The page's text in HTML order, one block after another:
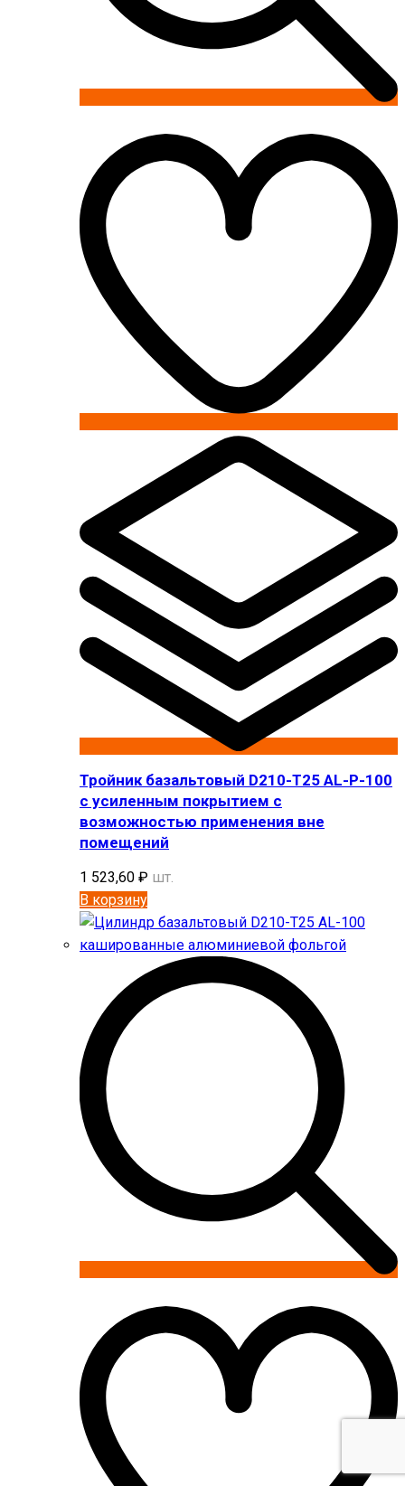
Тройник базальтовый D210-T25 AL-P-100
с усиленным покрытием с
возможностью применения вне
помещений
1 523,60 ₽ шт.
В корзину